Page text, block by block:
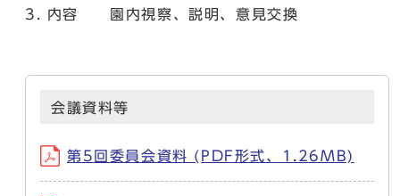
内容 園内視察、説明、意見交換
会議資料等
第5回委員会資料 (PDF形式、1.26MB)